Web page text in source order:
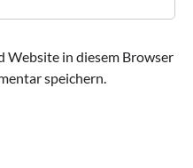
Website in diesem Browser
speichern.